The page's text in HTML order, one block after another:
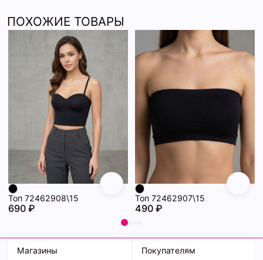
ПОХОЖИЕ ТОВАРЫ
Топ 72462908\15
690 ₽
Топ 72462907\15
490 ₽
Магазины Покупателям